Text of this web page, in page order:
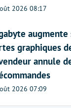
2026 08:17
augmente
graphiques
annule
2026 07:09